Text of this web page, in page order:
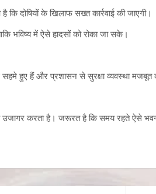
दोषियों के खिलाफ सख्त कार्रवाई की जाएगी।
भविष्य में ऐसे हादसों को रोका जा सके।
हुए हैं और प्रशासन से सुरक्षा व्यवस्था
उजागर करता है। जरूरत है कि समय रहते ऐसे